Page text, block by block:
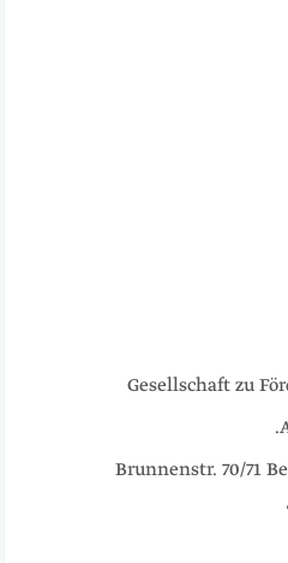
Gesellschaft zu
Brunnenstr. 70/71